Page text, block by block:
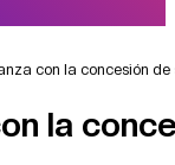
con la concesión
la